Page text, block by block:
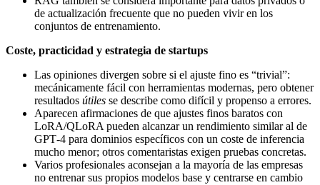
de actualización frecuente que no pueden vivir en los
conjuntos de entrenamiento.
Coste, practicidad y estrategia de startups
Las opiniones divergen sobre si el ajuste fino es “trivial”:
mecánicamente fácil con herramientas modernas, pero obtener
resultados útiles se describe como difícil y propenso a errores.
Aparecen afirmaciones de que ajustes finos baratos con
LoRA/QLoRA pueden alcanzar un rendimiento similar al de
GPT‑4 para dominios específicos con un coste de inferencia
mucho menor; otros comentaristas exigen pruebas concretas.
Varios profesionales aconsejan a la mayoría de las empresas
no entrenar sus propios modelos base y centrarse en cambio